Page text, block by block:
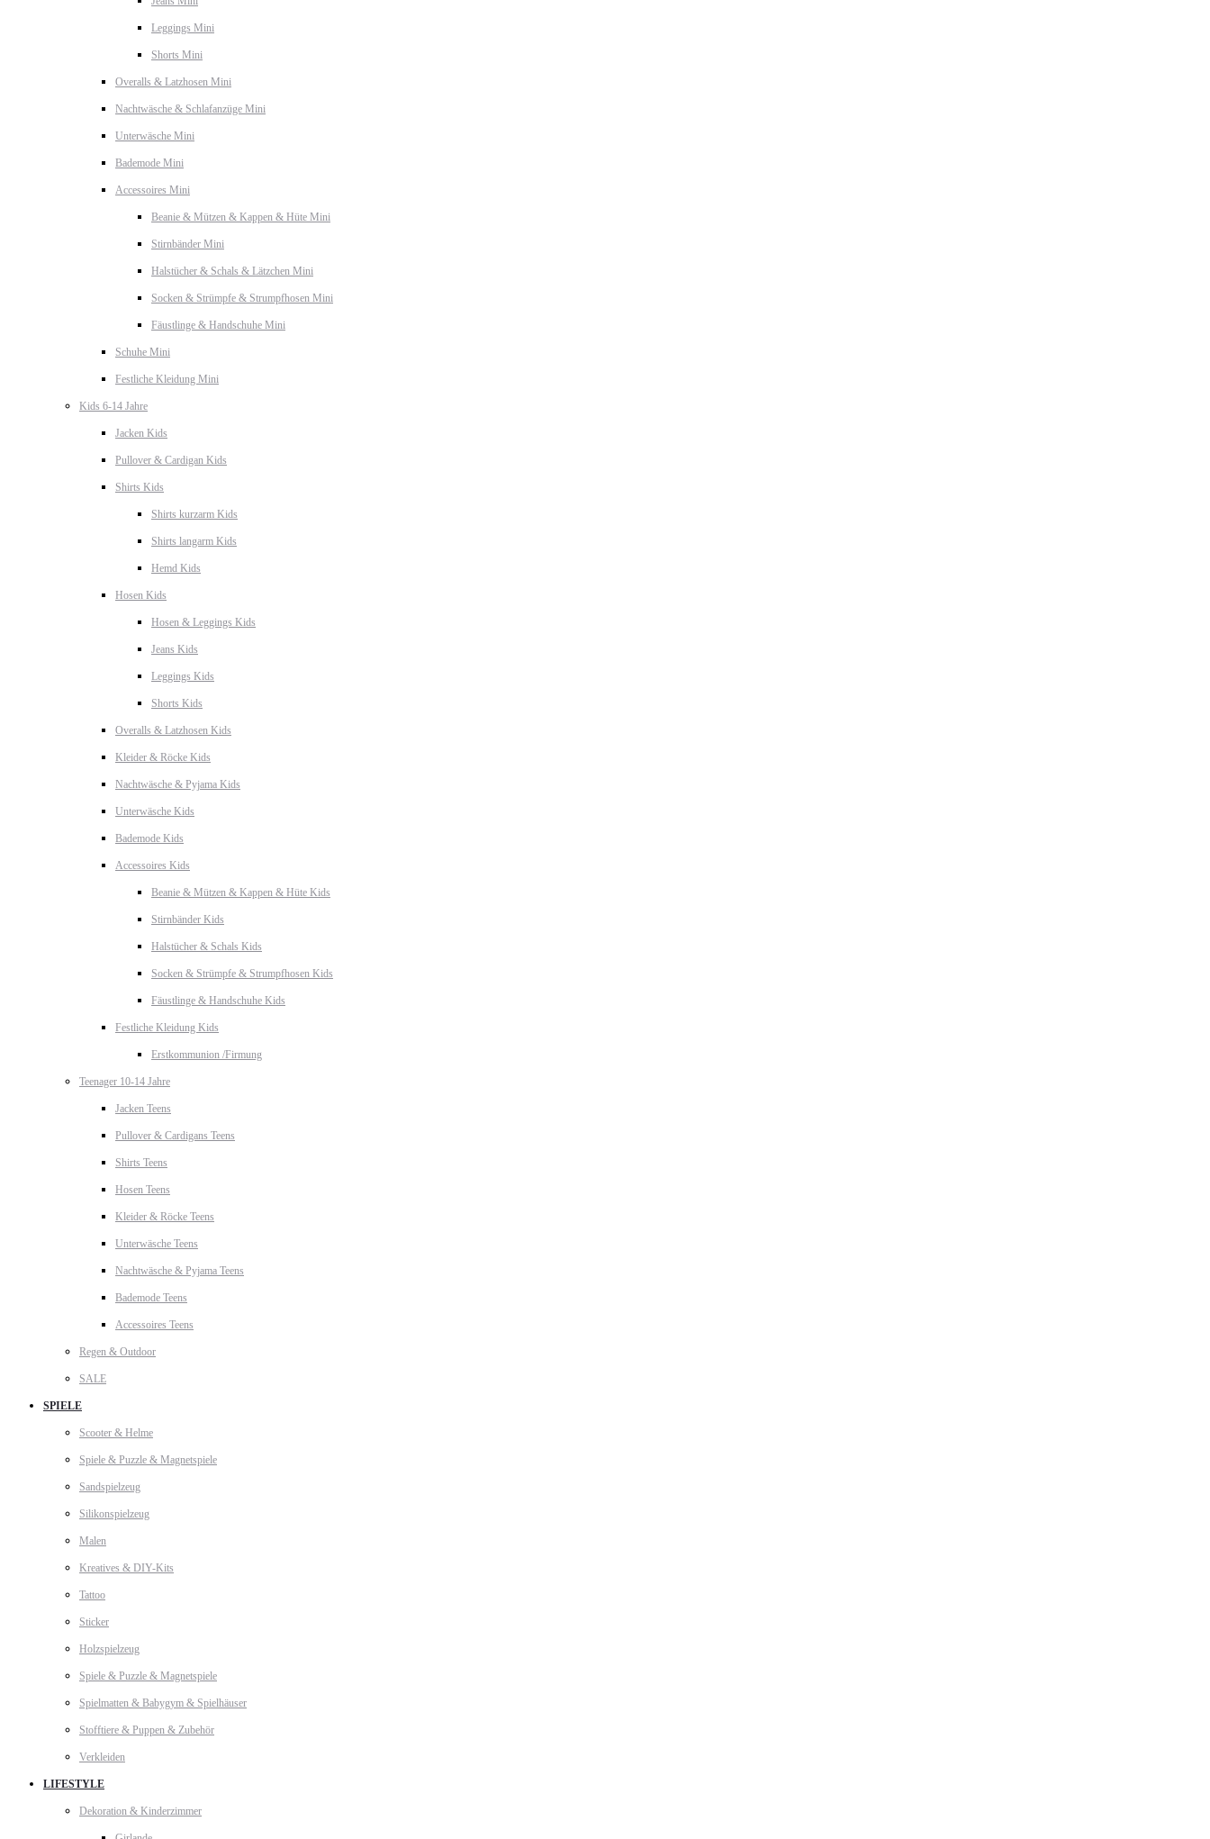
Leggings Mini
Shorts Mini
Overalls & Latzhosen Mini
Nachtwäsche & Schlafanzüge Mini
Unterwäsche Mini
Bademode Mini
Accessoires Mini
Beanie & Mützen & Kappen & Hüte Mini
Stirnbänder Mini
Halstücher & Schals & Lätzchen Mini
Socken & Strümpfe & Strumpfhosen Mini
Fäustlinge & Handschuhe Mini
Schuhe Mini
Festliche Kleidung Mini
Kids 6-14 Jahre
Jacken Kids
Pullover & Cardigan Kids
Shirts Kids
Shirts kurzarm Kids
Shirts langarm Kids
Hemd Kids
Hosen Kids
Hosen & Leggings Kids
Jeans Kids
Leggings Kids
Shorts Kids
Overalls & Latzhosen Kids
Kleider & Röcke Kids
Nachtwäsche & Pyjama Kids
Unterwäsche Kids
Bademode Kids
Accessoires Kids
Beanie & Mützen & Kappen & Hüte Kids
Stirnbänder Kids
Halstücher & Schals Kids
Socken & Strümpfe & Strumpfhosen Kids
Fäustlinge & Handschuhe Kids
Festliche Kleidung Kids
Erstkommunion /Firmung
Teenager 10-14 Jahre
Jacken Teens
Pullover & Cardigans Teens
Shirts Teens
Hosen Teens
Kleider & Röcke Teens
Unterwäsche Teens
Nachtwäsche & Pyjama Teens
Bademode Teens
Accessoires Teens
Regen & Outdoor
SALE
SPIELE
Scooter & Helme
Spiele & Puzzle & Magnetspiele
Sandspielzeug
Silikonspielzeug
Malen
Kreatives & DIY-Kits
Tattoo
Sticker
Holzspielzeug
Spiele & Puzzle & Magnetspiele
Spielmatten & Babygym & Spielhäuser
Stofftiere & Puppen & Zubehör
Verkleiden
LIFESTYLE
Dekoration & Kinderzimmer